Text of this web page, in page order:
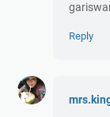
Reply